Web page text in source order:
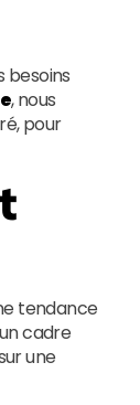
besoins
, nous
pour
tendance
cadre
une